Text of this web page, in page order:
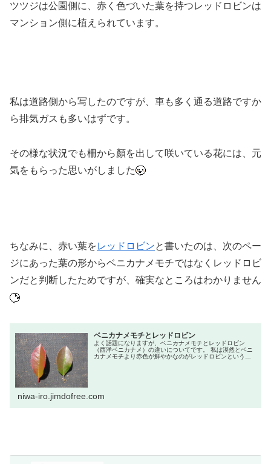
ツツジは公園側に、赤く色づいた葉を持つレッドロビンは
マンション側に植えられています。
私は道路側から写したのですが、車も多く通る道路ですか
ら排気ガスも多いはずです。
その様な状況でも柵から顏を出して咲いている花には、元
気をもらった思いがしました
ちなみに、赤い葉をレッドロビンと書いたのは、次のペー
ジにあった葉の形からベニカナメモチではなくレッドロビ
ンだと判断したためですが、確実なところはわかりません
ベニカナメモチとレッドロビン
よく話題になりますが、ベニカナメモチとレッドロビン
（西洋ベニカナメ）の違いについてです。 私は漠然とベニ
カナメモチより赤色が鮮やかなのがレッドロビンというよ
niwa-iro.jimdofree.com